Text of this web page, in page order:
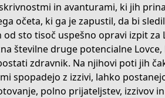
4174-ae8c-30c515c0689c
in avanturami, ki jih
očeta, ki ga je zapustil, da bi
od sto tisoč uspešno opravi izpit za
številne druge potencialne
zdravnik. Na njihovi poti jih
spopadejo z izzivi, lahko
polno prijateljstev, izzivov